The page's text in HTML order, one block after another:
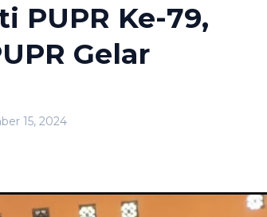
PUPR Ke-79,
Gelar
15, 2024